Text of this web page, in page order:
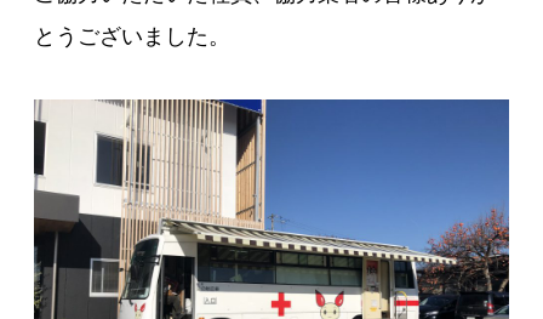
とうございました。